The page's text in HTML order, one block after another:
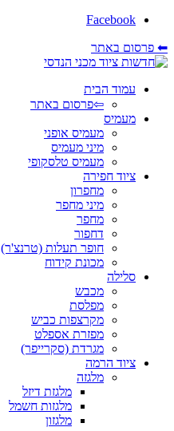
Facebook
⬅ פרסום באתר
עמוד הבית
⇦פרסום באתר
מעמיס
מעמיס אופני
מיני מעמיס
מעמיס טלסקופי
ציוד חפירה
מחפרון
מיני מחפר
מחפר
דחפור
חופר תעלות (טרנצ'ר)
מכונת קידוח
סלילה
מכבש
מפלסת
מקרצפות כביש
מפזרת אספלט
מגרדת (סקרייפר)
ציוד הרמה
מלגזה
מלגזת דיזל
מלגזות חשמל
מלגזון